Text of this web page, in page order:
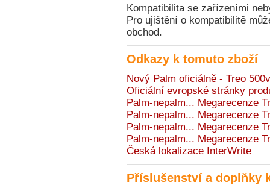
Kompatibilita se zařízeními
Pro ujištění o kompatibilitě
obchod.
Odkazy k tomuto zboží
Nový Palm oficiálně - Treo 500v
Oficiální evropské stránky
Palm-nepalm... Megarecenze
Palm-nepalm... Megarecenze
Palm-nepalm... Megarecenze
Palm-nepalm... Megarecenze
Česká lokalizace InterWrite
Příslušenství a doplňky